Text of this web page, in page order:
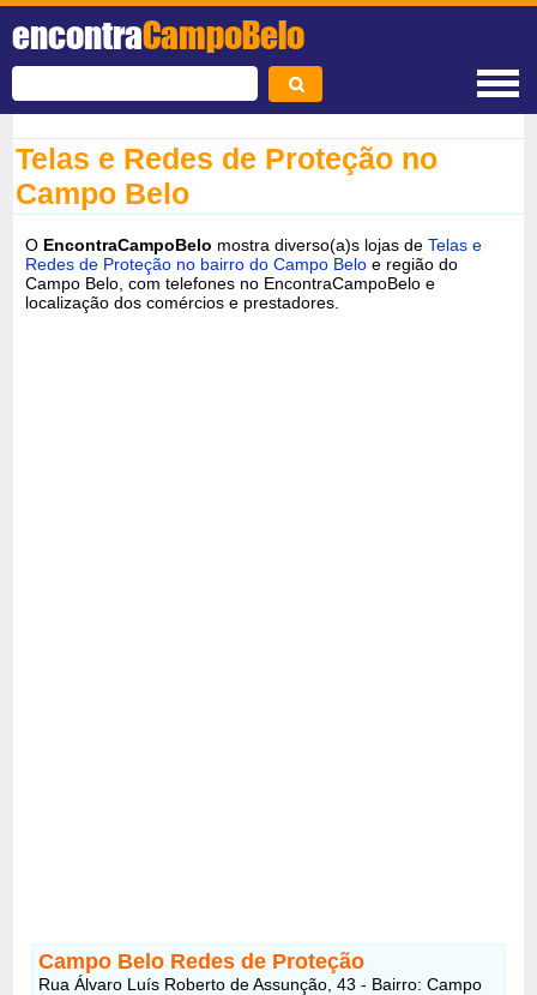
encontraCampoBelo
Telas e Redes de Proteção no
Campo Belo
O EncontraCampoBelo mostra diverso(a)s lojas deTelas e
Redes de Proteção no bairro do Campo Belo e região do
Campo Belo, com telefones no EncontraCampoBelo e
localização dos comércios e prestadores.
Campo Belo Redes de Proteção
Rua Álvaro Luís Roberto de Assunção, 43 - Bairro: Campo